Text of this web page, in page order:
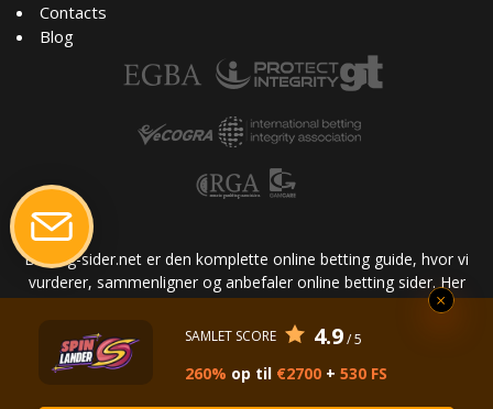
Contacts
Blog
Betting-sider.net er den komplette online betting guide, hvor vi
vurderer, sammenligner og anbefaler online betting sider. Her
finder du nyttige betting tips, bookmakeres anmeldelser, casino
nyheder, og andre oplysninger spillere kunne have brug for, hvis
de har lyst til at få den bedste oplevelse ved at satse væddemål.
Spil venligst ansvarligt og kun hos pålidelige betting sider. 18+
4.9/ 5
SAMLET SCORE
260% op til €2700+ 530 FS